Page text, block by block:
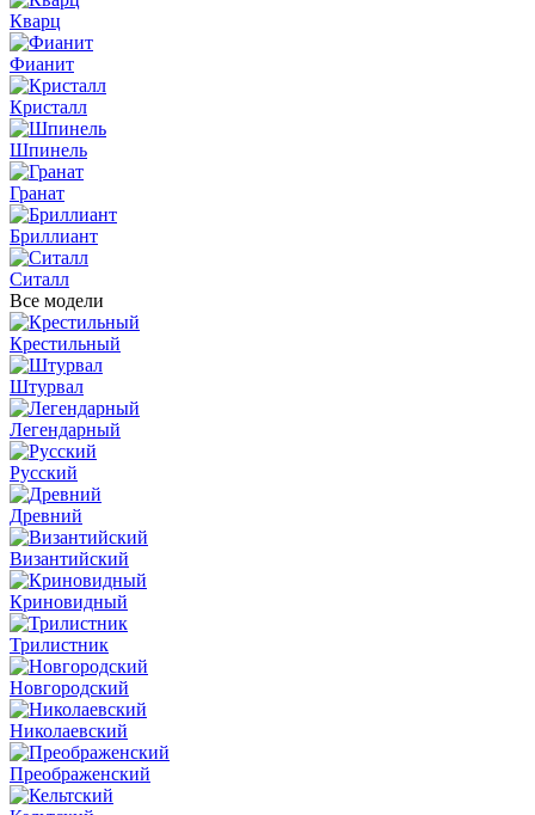
Кварц
Фианит
Кристалл
Шпинель
Гранат
Бриллиант
Ситалл
Все модели
Крестильный
Штурвал
Легендарный
Русский
Древний
Византийский
Криновидный
Трилистник
Новгородский
Николаевский
Преображенский